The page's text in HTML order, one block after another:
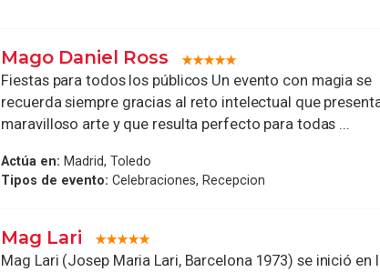
Mago Daniel Ross
Fiestas para todos los públicos Un evento con magia se
recuerda siempre gracias al reto intelectual que
maravilloso arte y que resulta perfecto para todas ...
Actúa en: Madrid, Toledo
Tipos de evento: Celebraciones, Recepcion
Mag Lari
Mag Lari (Josep Maria Lari, Barcelona 1973) se inició en